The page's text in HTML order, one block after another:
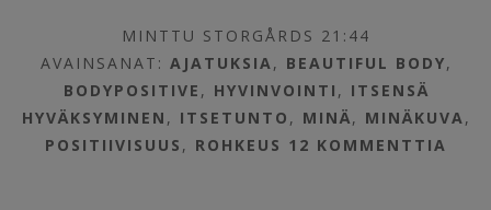
MINTTU STORGÅRDS 21:44
AVAINSANAT: AJATUKSIA , BEAUTIFUL BODY,
BODYPOSITIVE , HYVINVOINTI , ITSENSÄ
HYVÄKSYMINEN , ITSETUNTO , MINÄ, MINÄKUVA ,
POSITIIVISUUS , ROHKEUS 12 KOMMENTTIA